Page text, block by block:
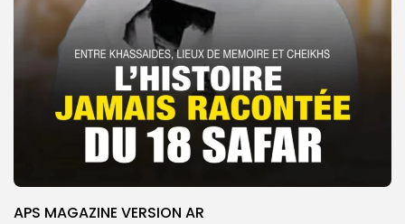
APS MAGAZINE VERSION AR